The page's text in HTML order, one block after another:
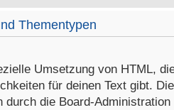
Thementypen
Umsetzung von HTML,
für deinen Text gibt.
durch die Board-